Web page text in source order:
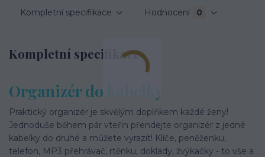
Kompletní specifikace Hodnocení 0
Kompletní specifikace
Organizér do kabelky
Praktický organizér je skvělým doplňkem každé ženy!
Jednoduše během pár vteřin přendejte organizér z jedné
kabelky do druhé a můžete vyrazit! Klíče, peněženku,
telefon, MP3 přehrávač, rtěnku, doklady, žvýkačky - to vše a